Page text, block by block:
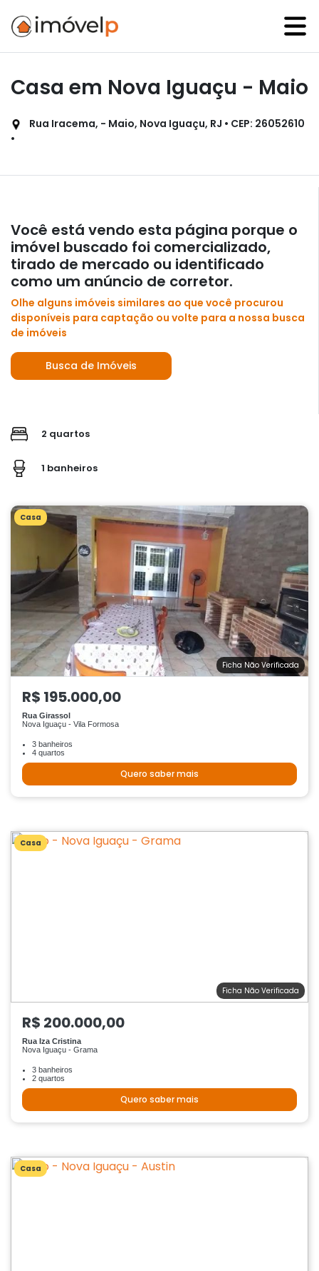
Casa em Nova Iguaçu - Maio
Rua Iracema, - Maio, Nova Iguaçu, RJ • CEP: 26052610
•
Você está vendo esta página porque o
imóvel buscado foi comercializado,
tirado de mercado ou identificado
como um anúncio de corretor.
Olhe alguns imóveis similares ao que você procurou
disponíveis para captação ou volte para a nossa busca
de imóveis
Busca de Imóveis
2 quartos
1 banheiros
Casa
Ficha Não Verificada
R$ 195.000,00
Rua Girassol
Nova Iguaçu - Vila Formosa
3 banheiros
4 quartos
Quero saber mais
Casa
Ficha Não Verificada
R$ 200.000,00
Rua Iza Cristina
Nova Iguaçu - Grama
3 banheiros
2 quartos
Quero saber mais
Casa